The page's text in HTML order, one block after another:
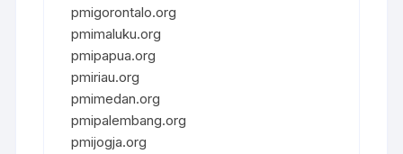
pmigorontalo.org
pmimaluku.org
pmipapua.org
pmiriau.org
pmimedan.org
pmipalembang.org
pmijogja.org